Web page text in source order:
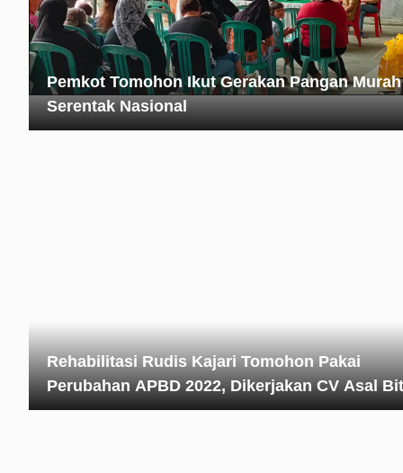
Pemkot Tomohon Ikut Gerakan Pangan Murah
Serentak Nasional
Rehabilitasi Rudis Kajari Tomohon Pakai
Perubahan APBD 2022, Dikerjakan CV Asal